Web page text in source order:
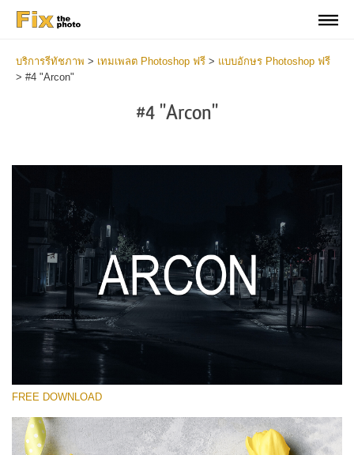
บริการรีทัชภาพ > เทมเพลต Photoshop ฟรี > แบบอักษร Photoshop ฟรี
> #4 "Arcon"
#4 "Arcon"
FREE DOWNLOAD